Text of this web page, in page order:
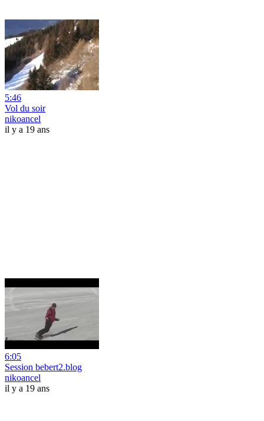
5:46
Vol du soir
nikoancel
il y a 19 ans
6:05
Session bebert2.blog
nikoancel
il y a 19 ans